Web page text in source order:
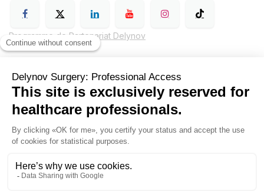
Programme de Partenariat Delynov
Conditions générales de vente (CGV)
Mentions légales
Politique de confidentialité de Delynov Chirurgie
Hyginov
Sutures